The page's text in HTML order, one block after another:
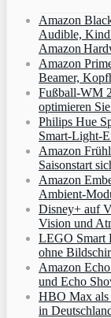
Amazon
Audible,
Amazon
Amazon
Beamer,
Fußball-WM
optimieren
Philips Hue
Amazon
Saisonstart
Amazon
Disney+ auf
Vision und
LEGO Smart
ohne
Amazon
und Echo
HBO Max als
in